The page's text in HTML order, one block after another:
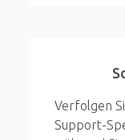
Verfolgen
Support-